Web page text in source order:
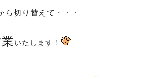
ら切り替えて・・・
いたします！